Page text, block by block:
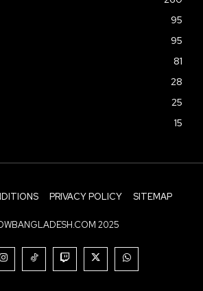
95
95
81
28
25
15
PRIVACY POLICY SITEMAP
2025